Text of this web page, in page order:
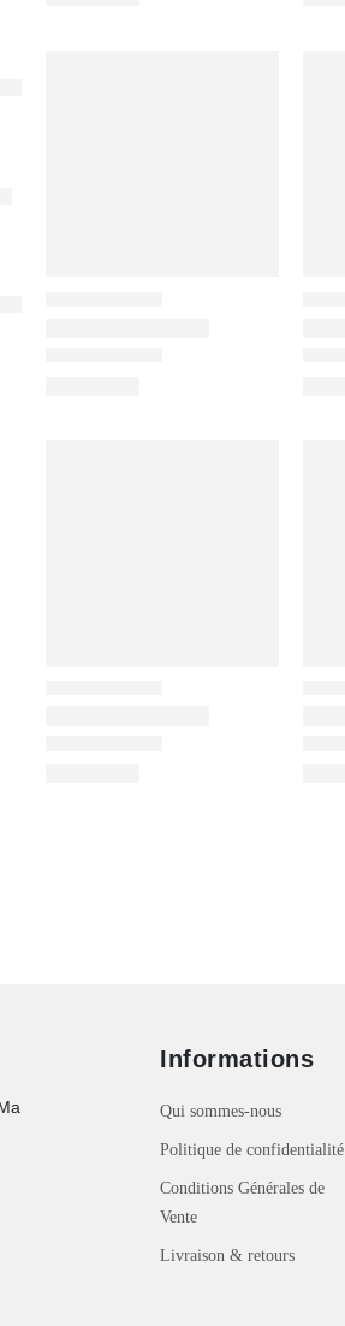
Informations
Qui sommes-nous
Politique de confidentialité
Conditions Générales de
Vente
Livraison & retours